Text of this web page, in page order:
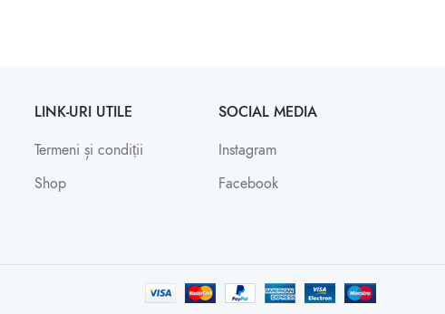
LINK-URI UTILE
Termeni și condiții
Shop
SOCIAL MEDIA
Instagram
Facebook